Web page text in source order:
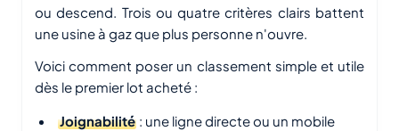
ou descend. Trois ou quatre critères clairs battent
une usine à gaz que plus personne n'ouvre.
Voici comment poser un classement simple et utile
dès le premier lot acheté :
Joignabilité : une ligne directe ou un mobile